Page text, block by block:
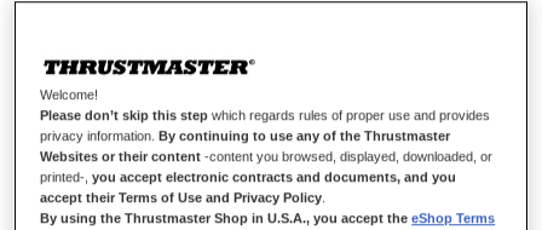
AJOUTER AU PANIER
Ajouter aux favoris
Soyez le premier à commenter ce produit
Welcome!
Please don’t skip this step which regards rules of proper use and provides
privacy information.By continuing to use any of the Thrustmaster
Websites or their content -content you browsed, displayed, downloaded, or
printed-,you accept electronic contracts and documents, and you
accept their Terms of Use and Privacy Policy
By using the Thrustmaster Shop in U.S.A., you accept theeShop Terms